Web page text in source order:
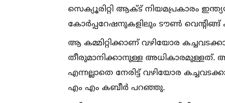
സെക്യൂരിറ്റി ആക്‌ട് നിയമപ്രകാരം
കോർപ്പറേഷനുകളിലും ടൗണ്‍ വെന്റിങ്ങ്
ആ കമ്മിറ്റിക്കാണ് വഴിയോര
തീരുമാനിക്കാനുള്ള അധികാരമുള്ളത്.
എന്നല്ലാതെ നേരിട്ട് വഴിയോര
എം എം കബീർ പറഞ്ഞു.